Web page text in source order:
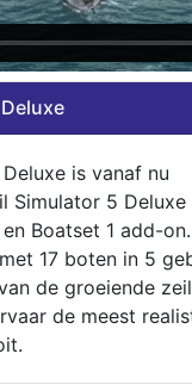
is vanaf nu
Simulator 5
Boatset 1 add-on.
17 boten in 5
de groeiende zeil
de meest